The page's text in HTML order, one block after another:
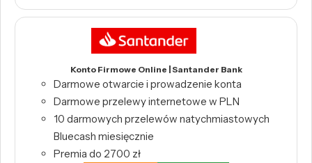
Konto Firmowe Online | Santander Bank
Darmowe otwarcie i prowadzenie konta
Darmowe przelewy internetowe w PLN
10 darmowych przelewów natychmiastowych
Bluecash miesięcznie
Premia do 2700 zł